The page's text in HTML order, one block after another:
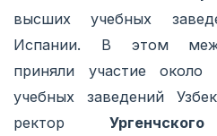
высших учебных
Испании. В этом
приняли участие
учебных заведений
ректор